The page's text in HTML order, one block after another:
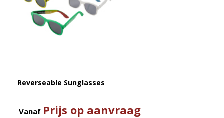
Reverseable Sunglasses
Vanaf Prijs op aanvraag